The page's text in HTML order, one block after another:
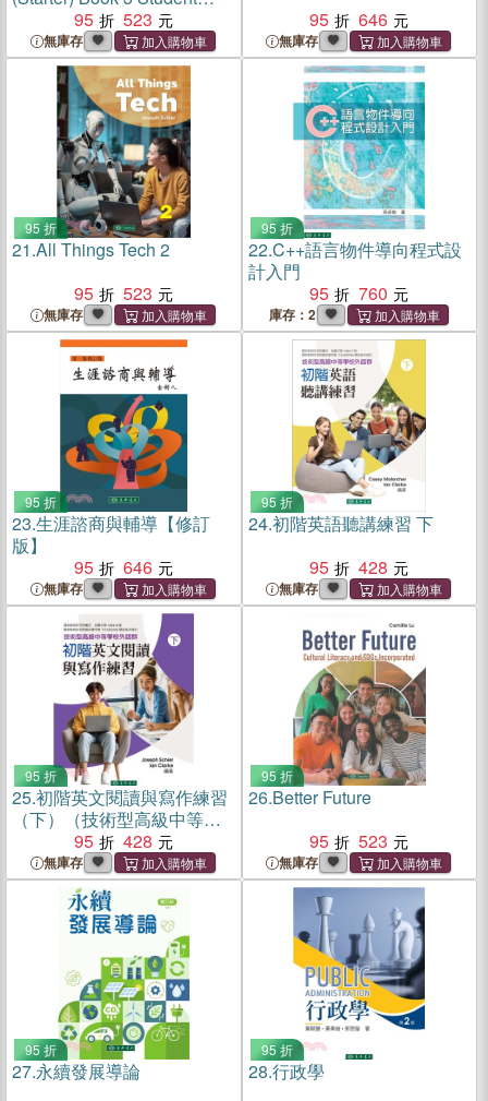
95 523
無庫存
95 646
無庫存
95 折
21.All Things Tech 2
95
523
無庫存
95 折
22.C++語言物件導向程式設
計入門
95
760
庫存：2
95 折
23.生涯諮商與輔導【修訂
版】
95
646
無庫存
95 折
24.初階英語聽講練習 下
95
428
無庫存
95 折
25.初階英文閱讀與寫作練習
（下）（技術型高級中等學
校外語群）
95 428
無庫存
95 折
26.Better Future
95
523
無庫存
95 折
27.永續發展導論
95 折
28.行政學